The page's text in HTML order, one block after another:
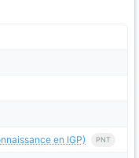
en IGP) PNT